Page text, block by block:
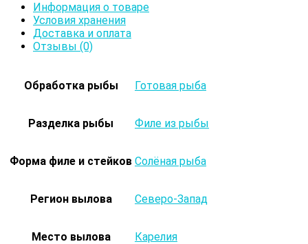
Информация о товаре
Условия хранения
Доставка и оплата
Отзывы (0)
Обработка рыбы Готовая рыба
Разделка рыбы Филе из рыбы
Форма филе и стейков Солёная рыба
Регион вылова Северо-Запад
Место вылова Карелия